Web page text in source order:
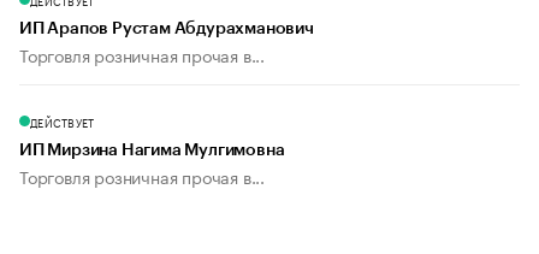
ИП Арапов Рустам Абдурахманович
Торговля розничная прочая в...
ДЕЙСТВУЕТ
ИП Мирзина Нагима Мулгимовна
Торговля розничная прочая в...